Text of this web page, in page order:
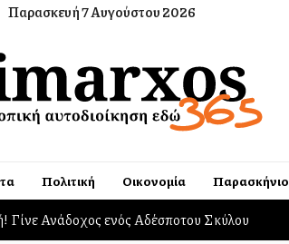
Παρασκευή 7 Αυγούστου 2026
Πολιτική Οικονομία Παρασκήνιο
Ανάδοχος ενός Αδέσποτου Σκύλου
το Παρατηρητήριο Έργων